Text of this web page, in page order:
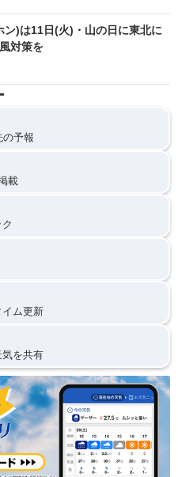
ン)は11日(火)・山の日に東北に
対策を
の予報
載
ム更新
を共有